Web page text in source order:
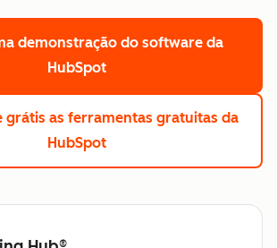
demonstração do software da
HubSpot
grátis as ferramentas gratuitas da
HubSpot